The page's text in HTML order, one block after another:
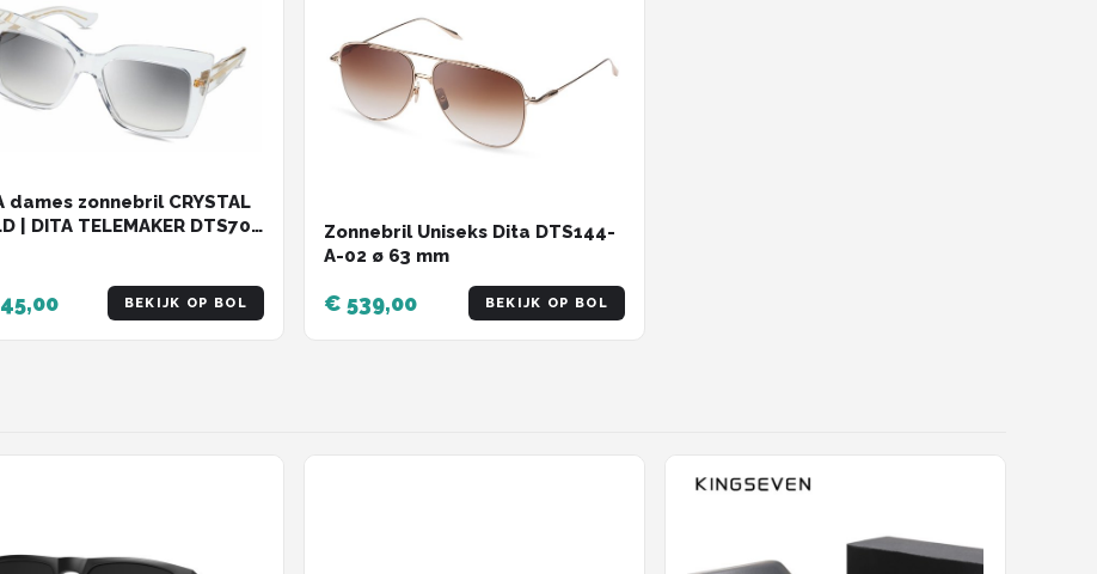
dames zonnebril CRYSTAL
| DITA TELEMAKER DTS704
BEKIJK OP BOL
Zonnebril Uniseks Dita DTS144-
A-02 ø 63 mm
€ 539,00 BEKIJK OP BOL